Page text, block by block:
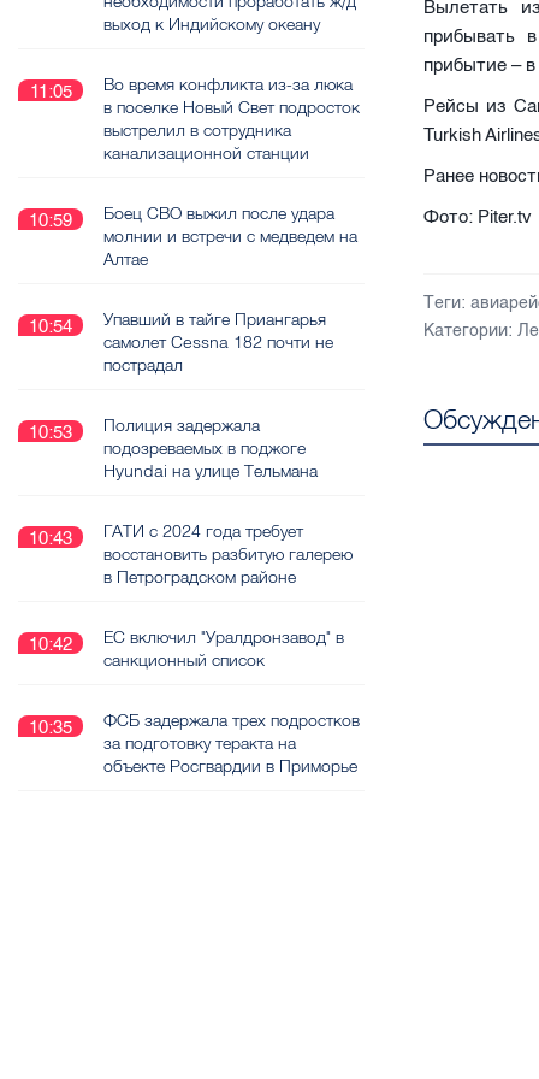
Вылетать
прибывать
прибытие – в
Рейсы из
Turkish
Ранее
Фото: Piter.tv
Теги:
Категории:
выход к Индийскому океану
11:05
Во время конфликта из-за люка
в поселке Новый Свет подросток
выстрелил в сотрудника
канализационной станции
10:59
Боец СВО выжил после удара
молнии и встречи с медведем на
Алтае
10:54
Упавший в тайге Приангарья
самолет Cessna 182 почти не
пострадал
10:53
Полиция задержала
подозреваемых в поджоге
Hyundai на улице Тельмана
10:43
ГАТИ с 2024 года требует
восстановить разбитую галерею
в Петроградском районе
10:42
ЕС включил "Уралдронзавод" в
санкционный список
10:35
ФСБ задержала трех подростков
за подготовку теракта на
объекте Росгвардии в Приморье